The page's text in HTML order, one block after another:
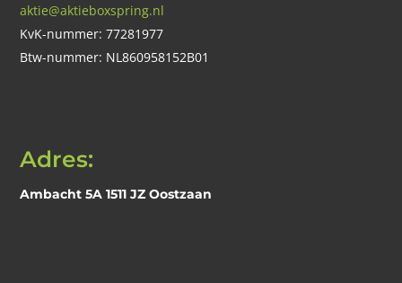
aktie@aktieboxspring.nl
KvK-nummer: 77281977
Btw-nummer: NL860958152B01
Adres:
Ambacht 5A 1511 JZ Oostzaan